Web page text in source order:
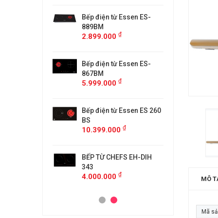
MÔ
Mã
Bếp điện từ Essen ES-
889BM
2.899.000 ₫
Bếp điện từ Essen ES-
867BM
5.999.000 ₫
Bếp điện từ Essen ES 260
BS
10.399.000 ₫
BẾP TỪ CHEFS EH-DIH
343
4.000.000 ₫
Bếp Từ